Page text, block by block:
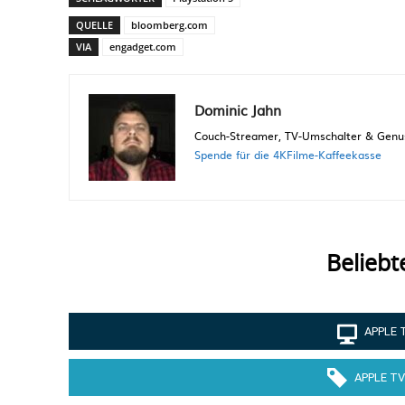
QUELLE
bloomberg.com
VIA
engadget.com
Dominic Jahn
Couch-Streamer, TV-Umschalter &
Spende für die 4KFilme-Kaffeekasse
APPLE
APPLE